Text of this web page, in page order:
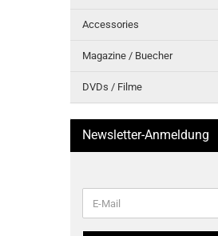
Accessories
Magazine / Buecher
DVDs / Filme
Newsletter-Anmeldung
ZUR
E-
Mail